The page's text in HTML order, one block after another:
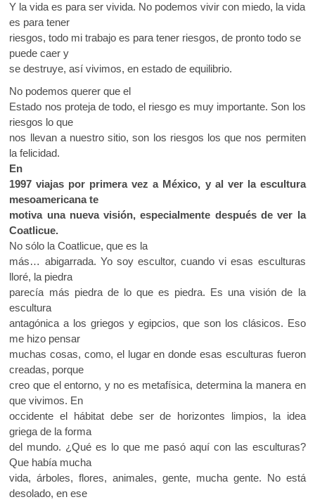
Y la vida es para ser vivida. No podemos vivir con miedo, la vida
es para tener
riesgos, todo mi trabajo es para tener riesgos, de pronto todo se
puede caer y
se destruye, así vivimos, en estado de equilibrio.
No podemos querer que el
Estado nos proteja de todo, el riesgo es muy importante. Son los
riesgos lo que
nos llevan a nuestro sitio, son los riesgos los que nos permiten
la felicidad.
En
1997 viajas por primera vez a México, y al ver la escultura
mesoamericana te
motiva una nueva visión, especialmente después de ver la
Coatlicue.
No sólo la Coatlicue, que es la
más… abigarrada. Yo soy escultor, cuando vi esas esculturas
lloré, la piedra
parecía más piedra de lo que es piedra. Es una visión de la
escultura
antagónica a los griegos y egipcios, que son los clásicos. Eso
me hizo pensar
muchas cosas, como, el lugar en donde esas esculturas fueron
creadas, porque
creo que el entorno, y no es metafísica, determina la manera en
que vivimos. En
occidente el hábitat debe ser de horizontes limpios, la idea
griega de la forma
del mundo. ¿Qué es lo que me pasó aquí con las esculturas?
Que había mucha
vida, árboles, flores, animales, gente, mucha gente. No está
desolado, en ese